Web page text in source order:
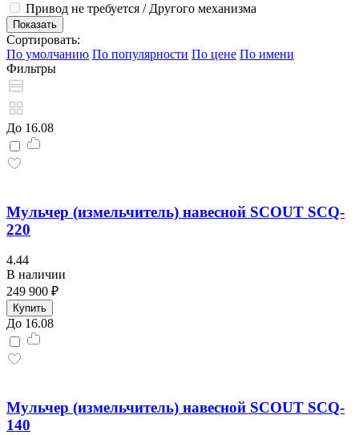
Привод не требуется / Другого механизма
Сортировать:
По умолчанию По популярности По цене По имени
Фильтры
До 16.08
Мульчер (измельчитель) навесной SCOUT SCQ-
220
4.44
В наличии
249 900 ₽
Купить
До 16.08
Мульчер (измельчитель) навесной SCOUT SCQ-
140